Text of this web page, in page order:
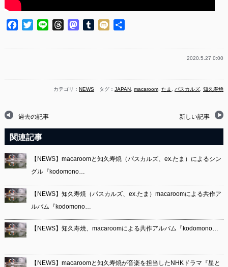
Facebook
TwitterLine ThreadsMastodon
Tumblr
Mixi
2020.5.27 0:00
カテゴリ： NEWS タグ：JAPAN,macaroom,たま ,パスカルズ,知久寿焼
過去の記事 新しい記事
関連記事
【NEWS】macaroomと知久寿焼（パスカルズ、ex.たま）によるシン
グル『kodomono…
【NEWS】知久寿焼（パスカルズ、ex.たま）macaroomによる共作ア
ルバム『kodomono…
【NEWS】知久寿焼、macaroomによる共作アルバム『kodomono…
【NEWS】macaroomと知久寿焼が音楽を担当したNHKドラマ『星と